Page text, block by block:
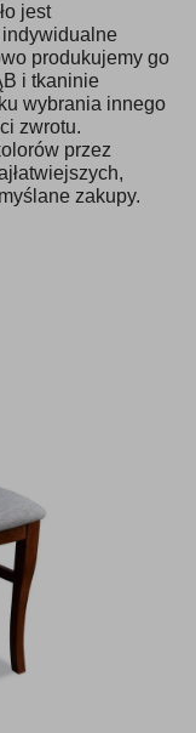
jest
produkujemy go
i tkaninie
wybrania innego
zwrotu.
przez
zakupy.